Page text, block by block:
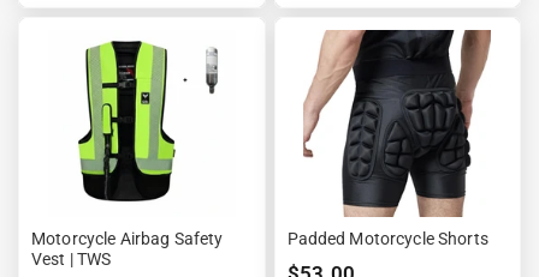
Motorcycle Airbag Safety
Vest | TWS
Padded Motorcycle Shorts